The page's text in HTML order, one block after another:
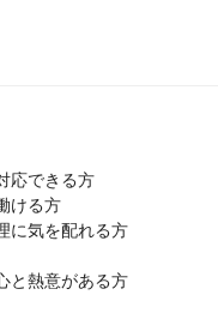
応できる方
ける方
に気を配れる方
と熱意がある方